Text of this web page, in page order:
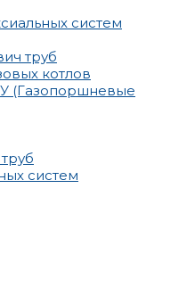
систем
труб
котлов
(Газопоршневые
систем